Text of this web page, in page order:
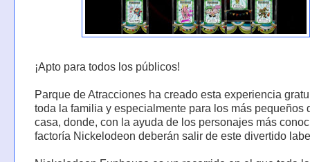
¡Apto para todos los públicos!
Parque de Atracciones ha creado esta experiencia
toda la familia y especialmente para los más pequeños
casa, donde, con la ayuda de los personajes más
factoría Nickelodeon deberán salir de este divertido